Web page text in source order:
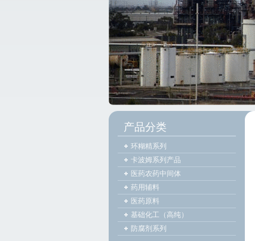
产品分类
环糊精系列
卡波姆系列产品
医药农药中间体
药用辅料
医药原料
基础化工（高纯）
防腐剂系列